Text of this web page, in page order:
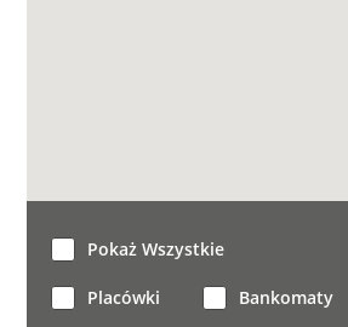
Pokaż Wszystkie
Placówki Bankomaty